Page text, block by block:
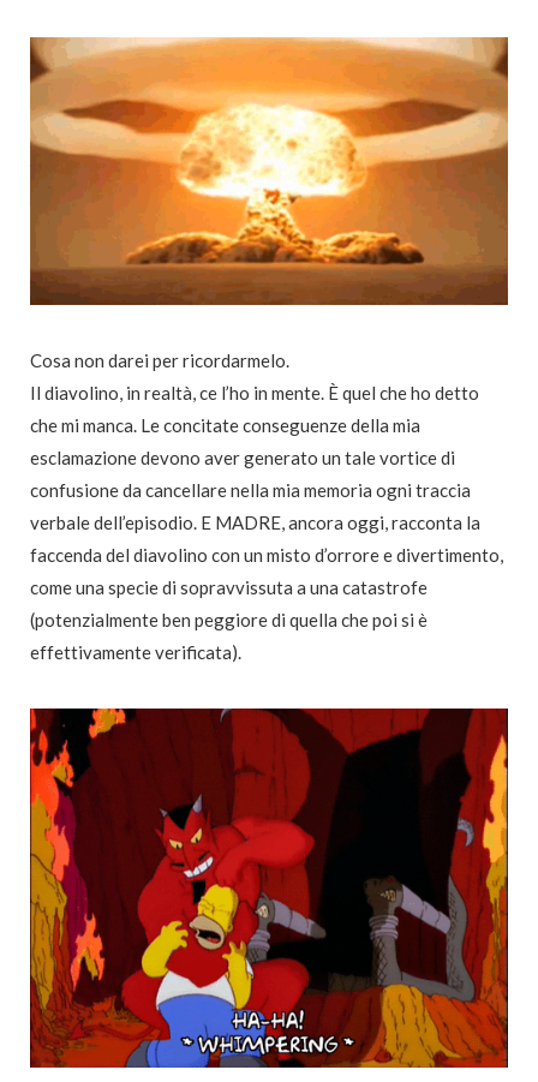
Cosa non darei per ricordarmelo.
Il diavolino, in realtà, ce l’ho in mente. È quel che ho detto
che mi manca. Le concitate conseguenze della mia
esclamazione devono aver generato un tale vortice di
confusione da cancellare nella mia memoria ogni traccia
verbale dell’episodio. E MADRE, ancora oggi, racconta la
faccenda del diavolino con un misto d’orrore e divertimento,
come una specie di sopravvissuta a una catastrofe
(potenzialmente ben peggiore di quella che poi si è
effettivamente verificata).